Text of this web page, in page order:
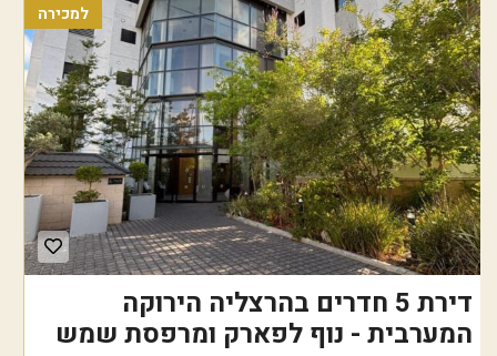
למכירה
דירת 5 חדרים בהרצליה הירוקה
המערבית - נוף לפארק ומרפסת שמש